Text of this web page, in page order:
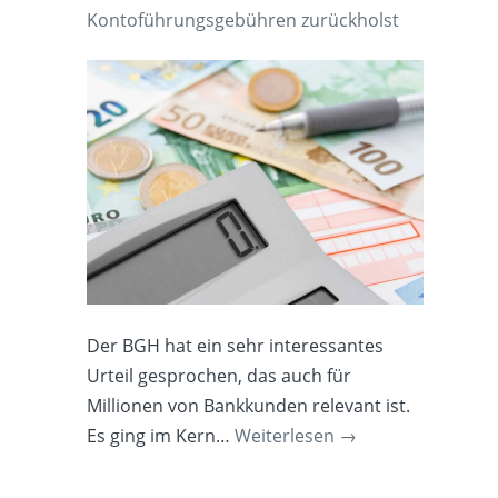
Kontoführungsgebühren zurückholst
Der BGH hat ein sehr interessantes
Urteil gesprochen, das auch für
Millionen von Bankkunden relevant ist.
Es ging im Kern…Weiterlesen →